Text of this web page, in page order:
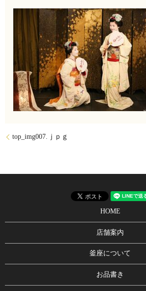
top_img007.ｊｐｇ
HOME
店舗案内
釜座について
お品書き